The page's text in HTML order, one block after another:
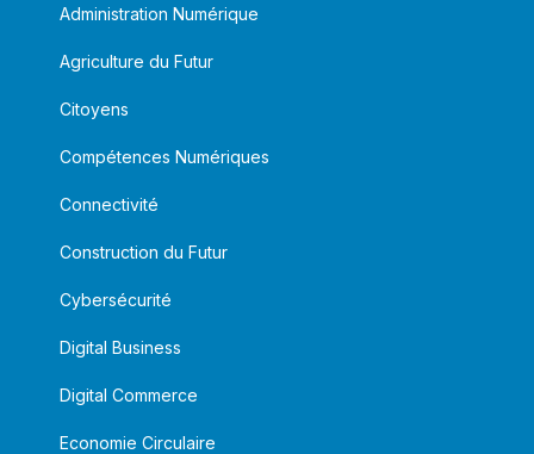
Administration Numérique
Agriculture du Futur
Citoyens
Compétences Numériques
Connectivité
Construction du Futur
Cybersécurité
Digital Business
Digital Commerce
Economie Circulaire